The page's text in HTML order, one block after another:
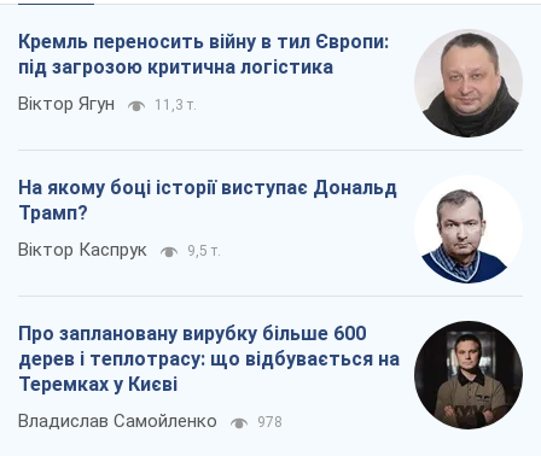
Кремль переносить війну в тил Європи:
під загрозою критична логістика
Віктор Ягун 11,3 т.
На якому боці історії виступає Дональд
Трамп?
Віктор Каспрук 9,5 т.
Про заплановану вирубку більше 600
дерев і теплотрасу: що відбувається на
Теремках у Києві
Владислав Самойленко 978